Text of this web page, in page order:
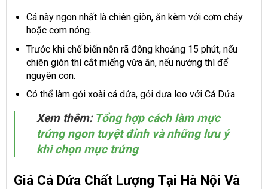
Cá này ngon nhất là chiên giòn, ăn kèm với cơm cháy
hoặc cơm nóng.
Trước khi chế biến nên rã đông khoảng 15 phút, nếu
chiên giòn thì cắt miếng vừa ăn, nếu nướng thì để
nguyên con.
Có thể làm gỏi xoài cá dứa, gỏi dưa leo với Cá Dứa.
Xem thêm: Tổng hợp cách làm mực
trứng ngon tuyệt đỉnh và những lưu ý
khi chọn mực trứng
Giá Cá Dứa Chất Lượng Tại Hà Nội Và